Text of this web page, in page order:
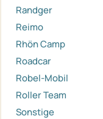
Randger
Reimo
Rhön Camp
Roadcar
Robel-Mobil
Roller Team
Sonstige